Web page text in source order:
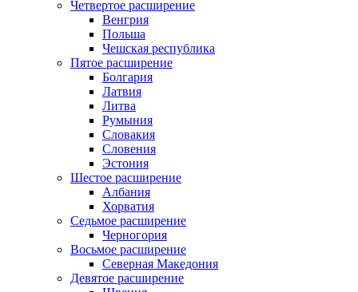
Четвертое расширение
Венгрия
Польша
Чешская республика
Пятое расширение
Болгария
Латвия
Литва
Румыния
Словакия
Словения
Эстония
Шестое расширение
Албания
Хорватия
Седьмое расширение
Черногория
Восьмое расширение
Северная Македония
Девятое расширение